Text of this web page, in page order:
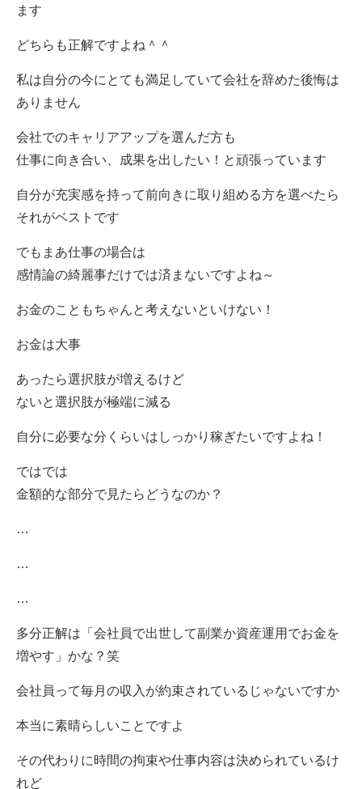
ます
どちらも正解ですよね＾＾
私は自分の今にとても満足していて会社を辞めた後悔は
ありません
会社でのキャリアアップを選んだ方も
仕事に向き合い、成果を出したい！と頑張っています
自分が充実感を持って前向きに取り組める方を選べたら
それがベストです
でもまあ仕事の場合は
感情論の綺麗事だけでは済まないですよね～
お金のこともちゃんと考えないといけない！
お金は大事
あったら選択肢が増えるけど
ないと選択肢が極端に減る
自分に必要な分くらいはしっかり稼ぎたいですよね！
ではでは
金額的な部分で見たらどうなのか？
…
…
…
多分正解は「会社員で出世して副業か資産運用でお金を
増やす」かな？笑
会社員って毎月の収入が約束されているじゃないですか
本当に素晴らしいことですよ
その代わりに時間の拘束や仕事内容は決められているけ
れど